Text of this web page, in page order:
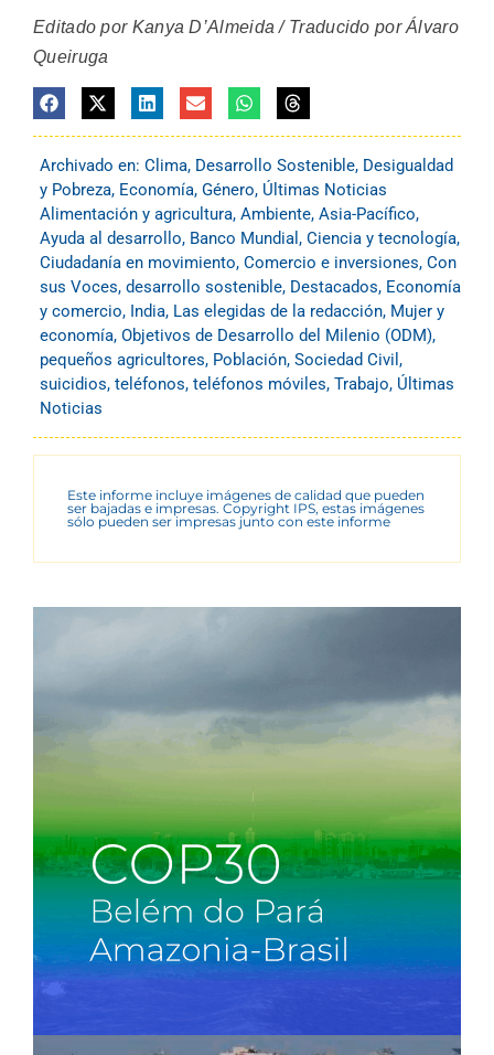
Editado por Kanya D’Almeida / Traducido por Álvaro
Queiruga
Archivado en: Clima, Desarrollo Sostenible, Desigualdad
y Pobreza, Economía, Género, Últimas Noticias
Alimentación y agricultura, Ambiente, Asia-Pacífico,
Ayuda al desarrollo, Banco Mundial , Ciencia y tecnología,
Ciudadanía en movimiento, Comercio e inversiones, Con
sus Voces, desarrollo sostenible, Destacados, Economía
y comercio, India, Las elegidas de la redacción, Mujer y
economía, Objetivos de Desarrollo del Milenio (ODM),
pequeños agricultores, Población, Sociedad Civil ,
suicidios, teléfonos, teléfonos móviles, Trabajo, Últimas
Noticias
Este informe incluye imágenes de calidad que pueden
ser bajadas e impresas. Copyright IPS, estas imágenes
sólo pueden ser impresas junto con este informe